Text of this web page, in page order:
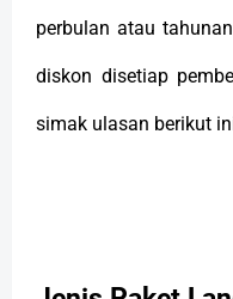
perbulan atau
diskon disetiap
simak ulasan berikut